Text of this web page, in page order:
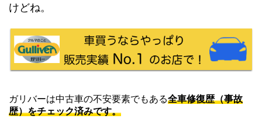
けどね。
ガリバーは中古車の不安要素でもある全車修復歴（事故
歴）をチェック済みです。